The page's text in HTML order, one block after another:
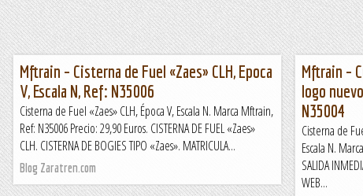
Mftrain – Cisterna de Fuel «Zaes» CLH, Epoca
V, Escala N, Ref: N35006
Cisterna de Fuel «Zaes» CLH, Época V, Escala N. Marca Mftrain,
Ref: N35006 Precio: 29,90 Euros. CISTERNA DE FUEL «Zaes»
CLH. CISTERNA DE BOGIES TIPO «Zaes». MATRICULA...
Blog Zaratren.com
Mftrain –
logo
N35004
Cisterna de
Escala N.
SALIDA
WEB...